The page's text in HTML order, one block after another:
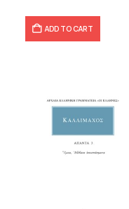
ADD TO CART